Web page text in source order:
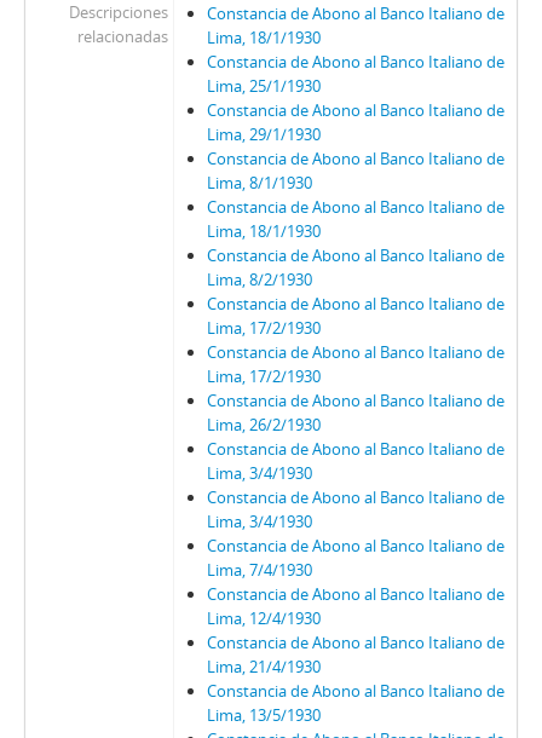
Descripciones
relacionadas
Constancia de Abono al Banco Italiano de
Lima, 18/1/1930
Constancia de Abono al Banco Italiano de
Lima, 25/1/1930
Constancia de Abono al Banco Italiano de
Lima, 29/1/1930
Constancia de Abono al Banco Italiano de
Lima, 8/1/1930
Constancia de Abono al Banco Italiano de
Lima, 18/1/1930
Constancia de Abono al Banco Italiano de
Lima, 8/2/1930
Constancia de Abono al Banco Italiano de
Lima, 17/2/1930
Constancia de Abono al Banco Italiano de
Lima, 17/2/1930
Constancia de Abono al Banco Italiano de
Lima, 26/2/1930
Constancia de Abono al Banco Italiano de
Lima, 3/4/1930
Constancia de Abono al Banco Italiano de
Lima, 3/4/1930
Constancia de Abono al Banco Italiano de
Lima, 7/4/1930
Constancia de Abono al Banco Italiano de
Lima, 12/4/1930
Constancia de Abono al Banco Italiano de
Lima, 21/4/1930
Constancia de Abono al Banco Italiano de
Lima, 13/5/1930